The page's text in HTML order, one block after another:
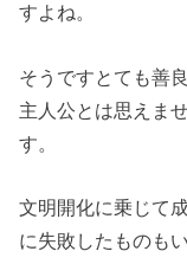
すよね。
そうですとても善
主人公とは思えま
す。
文明開化に乗じて
に失敗したものもい